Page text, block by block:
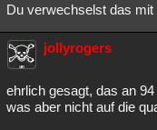
Du verwechselst das
jollyrogers
ehrlich gesagt, das an
was aber nicht auf die